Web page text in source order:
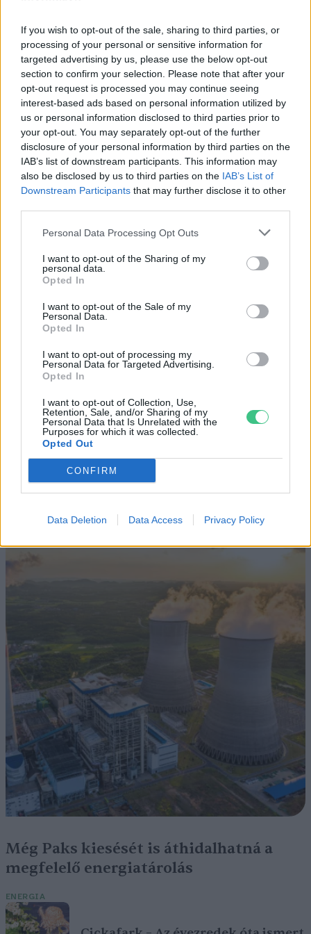
If you wish to opt-out of the sale, sharing to third parties, or
processing of your personal or sensitive information for
targeted advertising by us, please use the below opt-out
section to confirm your selection. Please note that after your
opt-out request is processed you may continue seeing
interest-based ads based on personal information utilized by
us or personal information disclosed to third parties prior to
your opt-out. You may separately opt-out of the further
disclosure of your personal information by third parties on the
IAB’s list of downstream participants. This information may
also be disclosed by us to third parties on the IAB’s List of
Downstream Participants that may further disclose it to other
Personal Data Processing Opt Outs
I want to opt-out of the Sharing of my
personal data.
Opted In
I want to opt-out of the Sale of my
Personal Data.
Opted In
I want to opt-out of processing my
Personal Data for Targeted Advertising.
Opted In
I want to opt-out of Collection, Use,
Retention, Sale, and/or Sharing of my
Personal Data that Is Unrelated with the
Purposes for which it was collected.
Opted Out
CONFIRM
Data Deletion Data Access Privacy Policy
a legjobb lelőhelyek!
SZEMLE
Négy éven belül valósággá válhatnak az
elektromos repülőjáratok Európában
KÖZLEKEDÉS
Történelmi aszály sújtja Nagy-
Britanniát is
Elképesztő felvétel mutatja meg,
mekkora a különbség az áradó és a
kiszáradó Duna között
Még Paks kiesését is áthidalhatná a
megfelelő energiatárolás
ENERGIA